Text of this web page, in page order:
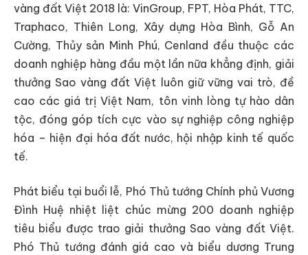
vàng đất Việt 2018 là: VinGroup, FPT, Hòa Phát, TTC,
Traphaco, Thiên Long, Xây dựng Hòa Bình, Gỗ An
Cường, Thủy sản Minh Phú, Cenland đều thuộc các
doanh nghiệp hàng đầu một lần nữa khẳng định, giải
thưởng Sao vàng đất Việt luôn giữ vững vai trò, đề
cao các giá trị Việt Nam, tôn vinh lòng tự hào dân
tộc, đóng góp tích cực vào sự nghiệp công nghiệp
hóa – hiện đại hóa đất nước, hội nhập kinh tế quốc
tế.
Phát biểu tại buổi lễ, Phó Thủ tướng Chính phủ Vương
Đình Huệ nhiệt liệt chúc mừng 200 doanh nghiệp
tiêu biểu được trao giải thưởng Sao vàng đất Việt.
Phó Thủ tướng đánh giá cao và biểu dương Trung